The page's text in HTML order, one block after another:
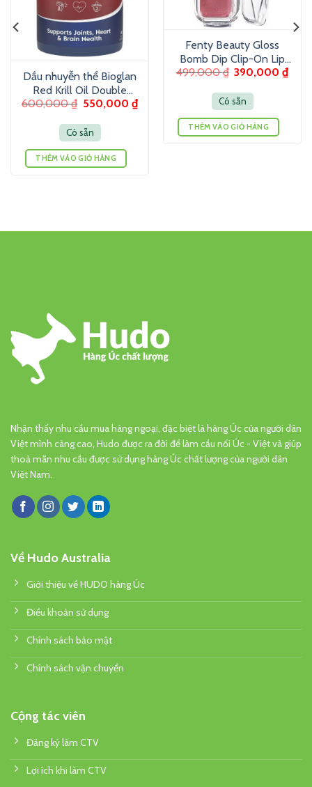
Dầu nhuyễn thể Bioglan
Red Krill Oil Double
Strength 1000mg 60
600,000₫ 550,000 ₫
Có sẵn
THÊM VÀO GIỎ HÀNG
Fenty Beauty Gloss
Bomb Dip Clip-On Lip
Luminizer 6g – Son
499,000₫ 390,000₫
Có sẵn
THÊM VÀO GIỎ HÀNG
Nhận thấy nhu cầu mua hàng ngoại, đặc biệt là hàng Úc của người dân
Việt mình càng cao, Hudo được ra đời để làm cầu nối Úc - Việt và giúp
thoả mãn nhu cầu được sử dụng hàng Úc chất lượng của người dân
Việt Nam.
Về Hudo Australia
Giới thiệu về HUDO hàng Úc
Điều khoản sử dụng
Chính sách bảo mật
Chính sách vận chuyển
Cộng tác viên
Đăng ký làm CTV
Lợi ích khi làm CTV